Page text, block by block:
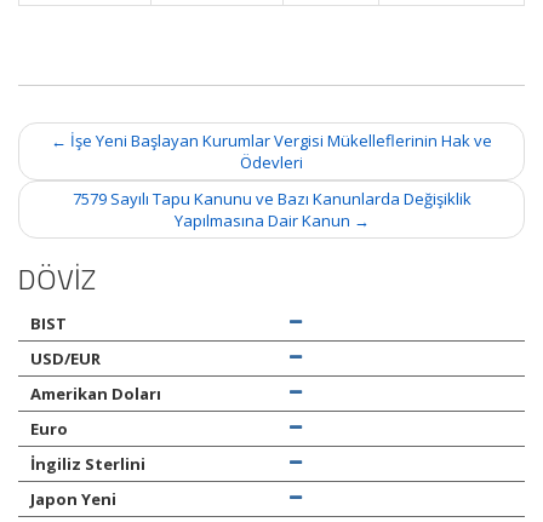
Post
navigation
← İşe Yeni Başlayan Kurumlar Vergisi Mükelleflerinin Hak ve
Ödevleri
7579 Sayılı Tapu Kanunu ve Bazı Kanunlarda Değişiklik
Yapılmasına Dair Kanun →
DÖVİZ
BIST
USD/EUR
Amerikan Doları
Euro
İngiliz Sterlini
Japon Yeni